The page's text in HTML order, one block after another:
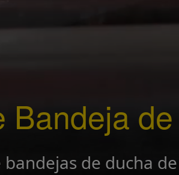
Bandeja
de ducha